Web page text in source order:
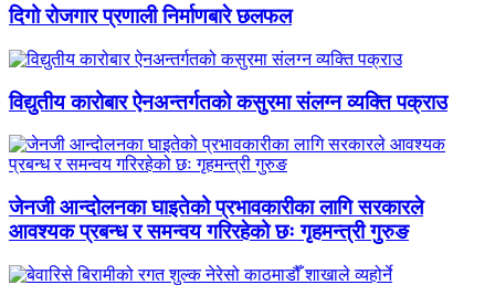
दिगो रोजगार प्रणाली निर्माणबारे छलफल
विद्युतीय कारोबार ऐनअन्तर्गतको कसुरमा संलग्न व्यक्ति पक्राउ
जेनजी आन्दोलनका घाइतेको प्रभावकारीका लागि सरकारले
आवश्यक प्रबन्ध र समन्वय गरिरहेको छः गृहमन्त्री गुरुङ